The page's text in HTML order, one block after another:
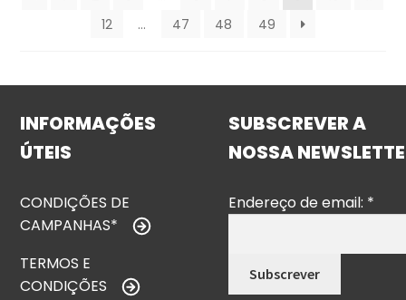
12
… 47 48 49
INFORMAÇÕES
ÚTEIS
CONDIÇÕES DE
CAMPANHAS*
TERMOS E
CONDIÇÕES
SUBSCREVER A
NOSSA
Endereço de email: *